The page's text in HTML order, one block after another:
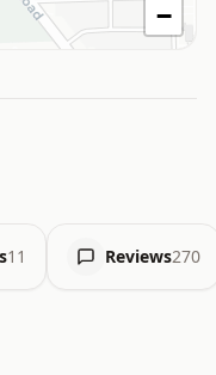
−
11 Reviews270